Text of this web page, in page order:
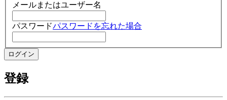
メールまたはユーザー名
パスワードパスワードを忘れた場合
登録